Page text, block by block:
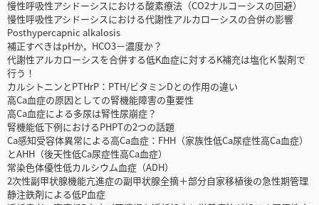
慢性呼吸性アシドーシスにおける酸素療法（CO2ナルコーシスの回避）
慢性呼吸性アシドーシスにおける代謝性アルカローシスの合併の影響
Posthypercapnic alkalosis
補正すべきはpHか，HCO3－濃度か？
代謝性アルカローシスを合併する低K血症に対するK補充は塩化Ｋ製剤で
行う！
カルシトニンとPTHrP：PTH/ビタミンDとの作用の違い
高Ca血症の原因としての腎機能障害の重要性
高Ca血症による多尿は腎性尿崩症？
腎機能低下例におけるPHPTの2つの話題
Ca感知受容体異常による高Ca血症：FHH（家族性低Ca尿症性高Ca血症）
とAHH（後天性低Ca尿症性高Ca血症）
常染色体優性低カルシウム血症（ADH）
2次性副甲状腺機能亢進症の副甲状腺全摘＋部分自家移植後の急性期管理
静注鉄剤による低P血症